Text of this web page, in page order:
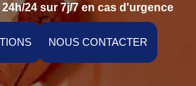
24 sur 7j/7 en cas d'urgence
NOUS CONTACTER